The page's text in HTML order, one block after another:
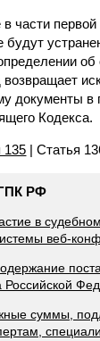
части
будут
об
документы в
Кодекса.
135 | Статья
РФ
в
веб-
Российской
суммы,